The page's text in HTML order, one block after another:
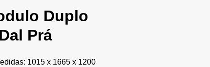
Duplo
Prá
1015 x 1665 x 1200